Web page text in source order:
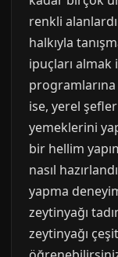
renkli
halkıyla
ipuçları almak
ise, yerel
yemeklerini
bir hellim
nasıl
yapma
zeytinyağı
zeytinyağı